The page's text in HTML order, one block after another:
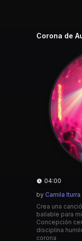
Corona de
04:00
by Camila Iturra
Crea una
bailable para
Concepción
disciplina
corona